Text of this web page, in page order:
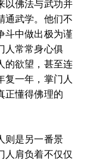
以佛法与武功并
通武学。他们不
斗中做出极为谨
人常常身心俱
的欲望，甚至连
复一年，掌门人
正懂得佛理的
则是另一番景
人肩负着不仅仅